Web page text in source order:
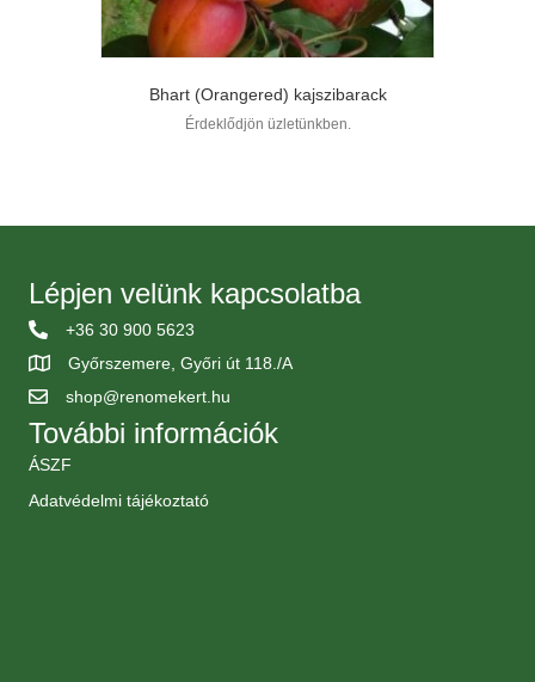
Bhart (Orangered) kajszibarack
Érdeklődjön üzletünkben.
Lépjen velünk kapcsolatba
+36 30 900 5623
Győrszemere, Győri út 118./A
shop@renomekert.hu
További információk
ÁSZF
Adatvédelmi tájékoztató